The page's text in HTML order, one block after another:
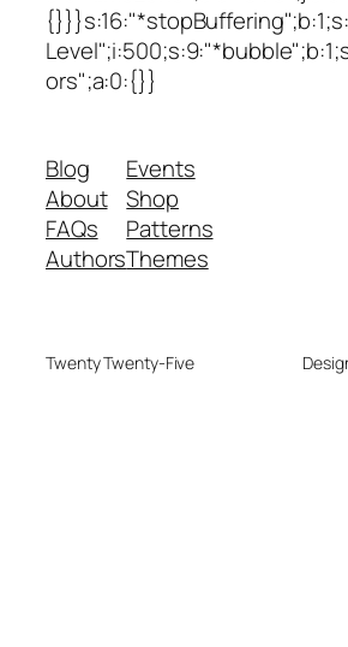
ors";a:0:{}}
Blog
About
FAQs
Authors
Events
Shop
Patterns
Themes
Twenty Twenty-Five